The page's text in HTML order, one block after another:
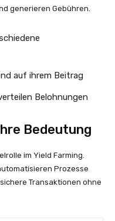
generieren Gebühren.
auf ihrem Beitrag
Belohnungen
Bedeutung
im Yield Farming.
Prozesse
Transaktionen ohne